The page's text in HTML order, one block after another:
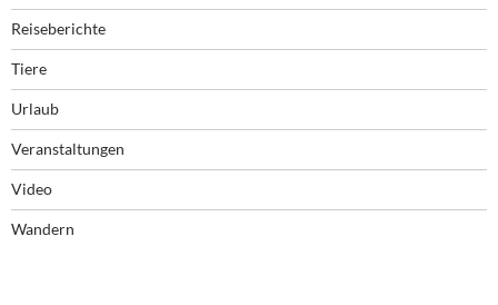
Reiseberichte
Tiere
Urlaub
Veranstaltungen
Video
Wandern